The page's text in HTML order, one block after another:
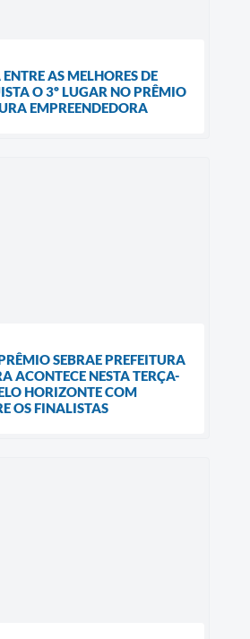
AS MELHORES DE
O 3º LUGAR NO PRÊMIO
EMPREENDEDORA
SEBRAE PREFEITURA
ACONTECE NESTA TERÇA-
HORIZONTE COM
OS FINALISTAS